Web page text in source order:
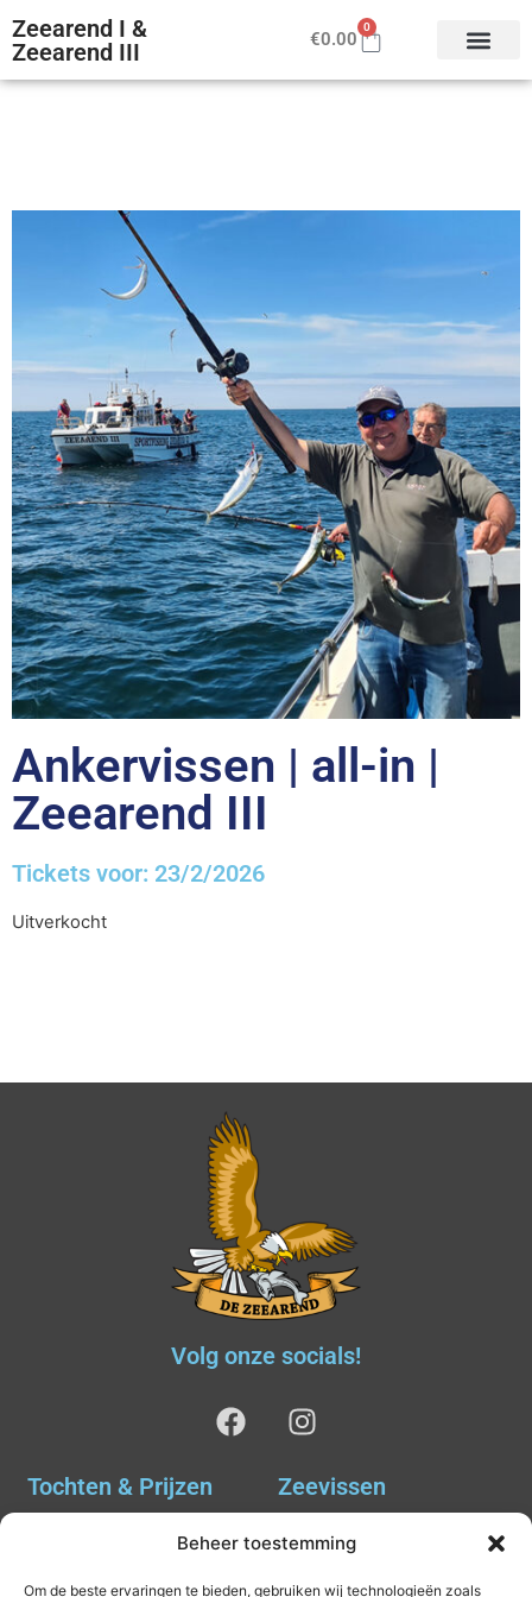
Beheer toestemming
Om de beste ervaringen te bieden, gebruiken wij technologieën zoals
Zeearend I &
Zeearend III
€0.00
0
Ankervissen | all-in |
Zeearend III
Tickets voor: 23/2/2026
Uitverkocht
Volg onze socials!
Tochten & Prijzen Zeevissen
Tochten & Prijzen